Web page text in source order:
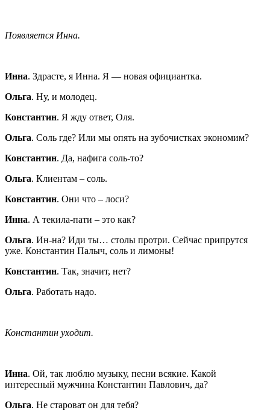
Появляется Инна.
Инна. Здрасте, я Инна. Я — новая официантка.
Ольга. Ну, и молодец.
Константин. Я жду ответ, Оля.
Ольга. Соль где? Или мы опять на зубочистках экономим?
Константин. Да, нафига соль-то?
Ольга. Клиентам – соль.
Константин. Они что – лоси?
Инна. А текила-пати – это как?
Ольга. Ин-на? Иди ты… столы протри. Сейчас припрутся
уже. Константин Палыч, соль и лимоны!
Константин. Так, значит, нет?
Ольга. Работать надо.
Константин уходит.
Инна. Ой, так люблю музыку, песни всякие. Какой
интересный мужчина Константин Павлович, да?
Ольга. Не староват он для тебя?